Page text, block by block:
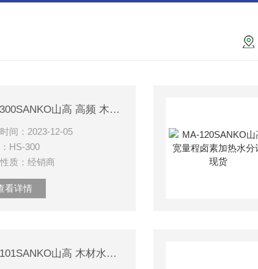
HS-300SANKO山高 高频 木材水分仪 池田供应原装
间：2023-12-05
HS-300
质：经销商
看详情
TG-101SANKO山高 木材水分仪 供应池田屋